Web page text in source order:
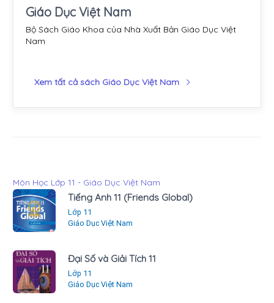
Giáo Dục Việt Nam
Bộ Sách Giáo Khoa của Nhà Xuất Bản Giáo Dục Việt
Nam
Xem tất cả sách Giáo Dục Việt Nam
Môn Học Lớp 11 - Giáo Dục Việt Nam
Tiếng Anh 11 (Friends Global)
Lớp 11
Giáo Dục Việt Nam
Đại Số và Giải Tích 11
Lớp 11
Giáo Dục Việt Nam